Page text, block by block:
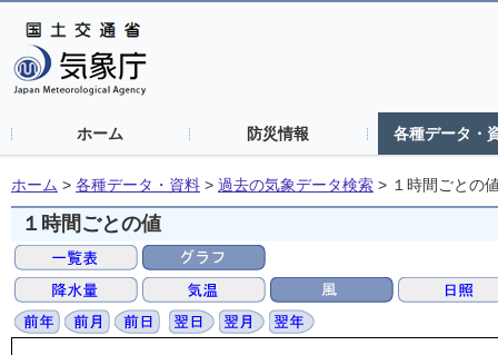
ホーム 防災情報 各種データ・
ホーム > 各種データ・資料 > 過去の気象データ検索 > １時間ごとの
１時間ごとの値